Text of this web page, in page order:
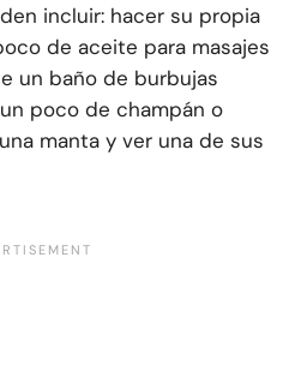
incluir: hacer su propia
de aceite para masajes
un baño de burbujas
poco de champán o
manta y ver una de sus